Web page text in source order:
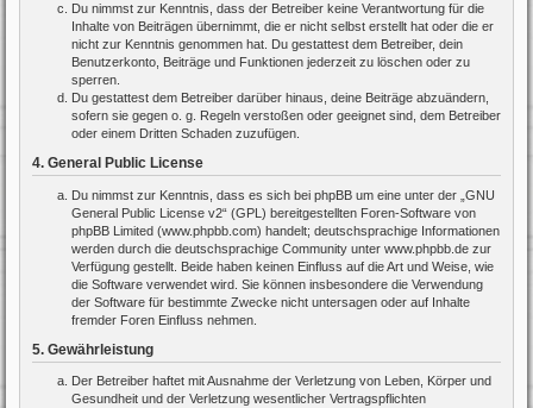
Du nimmst zur Kenntnis, dass der Betreiber keine Verantwortung für die
Inhalte von Beiträgen übernimmt, die er nicht selbst erstellt hat oder die er
nicht zur Kenntnis genommen hat. Du gestattest dem Betreiber, dein
Benutzerkonto, Beiträge und Funktionen jederzeit zu löschen oder zu
sperren.
Du gestattest dem Betreiber darüber hinaus, deine Beiträge abzuändern,
sofern sie gegen o. g. Regeln verstoßen oder geeignet sind, dem Betreiber
oder einem Dritten Schaden zuzufügen.
4. General Public License
Du nimmst zur Kenntnis, dass es sich bei phpBB um eine unter der „ GNU
General Public License v2“ (GPL) bereitgestellten Foren-Software von
phpBB Limited (www.phpbb.com) handelt; deutschsprachige Informationen
werden durch die deutschsprachige Community unter www.phpbb.de zur
Verfügung gestellt. Beide haben keinen Einfluss auf die Art und Weise, wie
die Software verwendet wird. Sie können insbesondere die Verwendung
der Software für bestimmte Zwecke nicht untersagen oder auf Inhalte
fremder Foren Einfluss nehmen.
5. Gewährleistung
Der Betreiber haftet mit Ausnahme der Verletzung von Leben, Körper und
Gesundheit und der Verletzung wesentlicher Vertragspflichten